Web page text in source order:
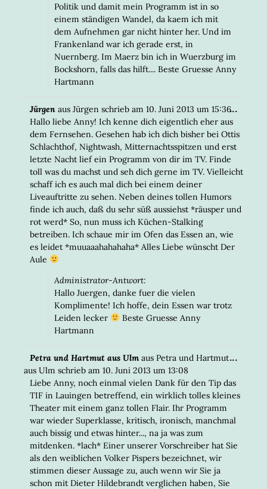
Politik und damit mein Programm ist in so
einem ständigen Wandel, da kaem ich mit
dem Aufnehmen gar nicht hinter her. Und im
Frankenland war ich gerade erst, in
Nuernberg. Im Maerz bin ich in Wuerzburg im
Bockshorn, falls das hilft.... Beste Gruesse Anny
Hartmann
Jürgen aus Jürgen schrieb am 10. Juni 2013 um 15:36
Hallo liebe Anny! Ich kenne dich eigentlich eher aus
dem Fernsehen. Gesehen hab ich dich bisher bei Ottis
Schlachthof, Nightwash, Mitternachtsspitzen und erst
letzte Nacht lief ein Programm von dir im TV. Finde
toll was du machst und seh dich gerne im TV. Vielleicht
schaff ich es auch mal dich bei einem deiner
Liveauftritte zu sehen. Neben deines tollen Humors
finde ich auch, daß du sehr süß aussiehst *räusper und
rot werd* So, nun muss ich Küchen-Stalking
betreiben. Ich schaue mir im Ofen das Essen an, wie
es leidet *muuaaahahahaha* Alles Liebe wünscht Der
Aule
Administrator-Antwort:
Hallo Juergen, danke fuer die vielen
Komplimente! Ich hoffe, dein Essen war trotz
Leiden lecker
Beste Gruesse Anny
Hartmann
...DIESE
EIN-/
Petra und Hartmut aus Ulm aus Petra und Hartmut
aus Ulm schrieb am 10. Juni 2013 um 13:08
Liebe Anny, noch einmal vielen Dank für den Tip das
TIF in Lauingen betreffend, ein wirklich tolles kleines
Theater mit einem ganz tollen Flair. Ihr Programm
war wieder Superklasse, kritisch, ironisch, manchmal
auch bissig und etwas hinter..., na ja was zum
mitdenken. *lach* Einer unserer Vorschreiber hat Sie
als den weiblichen Volker Pispers bezeichnet, wir
stimmen dieser Aussage zu, auch wenn wir Sie ja
schon mit Dieter Hildebrandt verglichen haben, Sie
...DIESE